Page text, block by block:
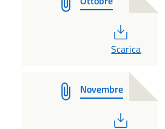
PDF
Scarica
Novembre